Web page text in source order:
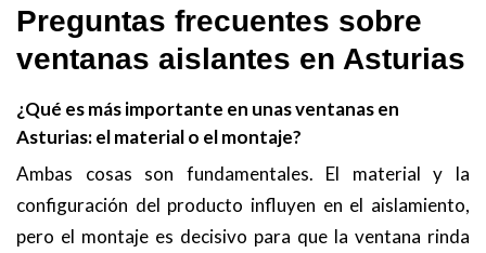
Preguntas frecuentes sobre
ventanas aislantes en Asturias
¿Qué es más importante en unas ventanas en
Asturias: el material o el montaje?
Ambas cosas son fundamentales. El material y la
configuración del producto influyen en el aislamiento,
pero el montaje es decisivo para que la ventana rinda